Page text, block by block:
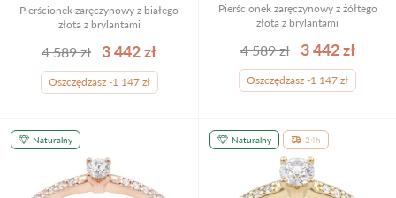
Pierścionek zaręczynowy z białego
złota z brylantami
4 589 zł 3 442 zł
Oszczędzasz -1 147 zł
Pierścionek zaręczynowy z żółtego
złota z brylantami
4 589 zł 3 442 zł
Oszczędzasz -1 147 zł
Naturalny Naturalny 24h